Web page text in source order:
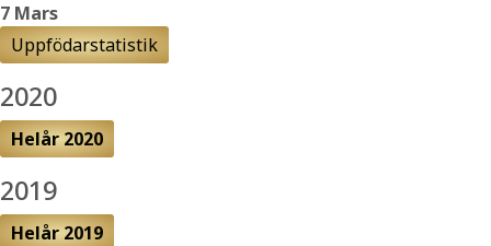
7 Mars
Uppfödarstatistik
2020
Helår 2020
2019
Helår 2019